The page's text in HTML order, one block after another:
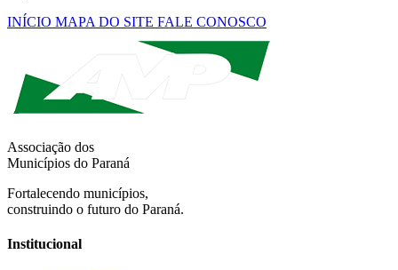
INÍCIO MAPA DO SITE FALE CONOSCO
Associação dos
Municípios do Paraná
Fortalecendo municípios,
construindo o futuro do Paraná.
Institucional